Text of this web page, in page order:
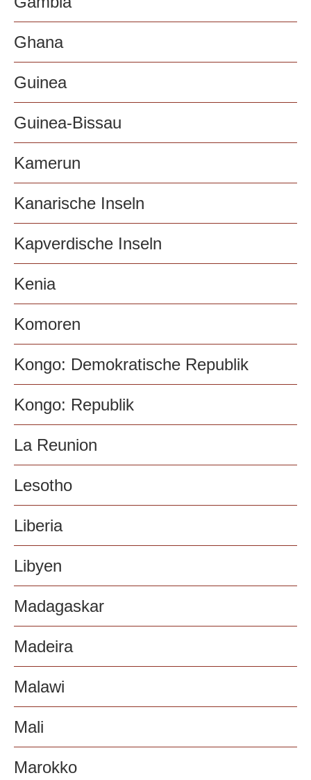
Ghana
Guinea
Guinea-Bissau
Kamerun
Kanarische Inseln
Kapverdische Inseln
Kenia
Komoren
Kongo: Demokratische Republik
Kongo: Republik
La Reunion
Lesotho
Liberia
Libyen
Madagaskar
Madeira
Malawi
Mali
Marokko